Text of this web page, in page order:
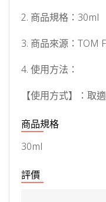
2. 商品規格：30ml
3. 商品來源：TOM
4. 使用方法：
【使用方式】：取
商品規格
30ml
評價